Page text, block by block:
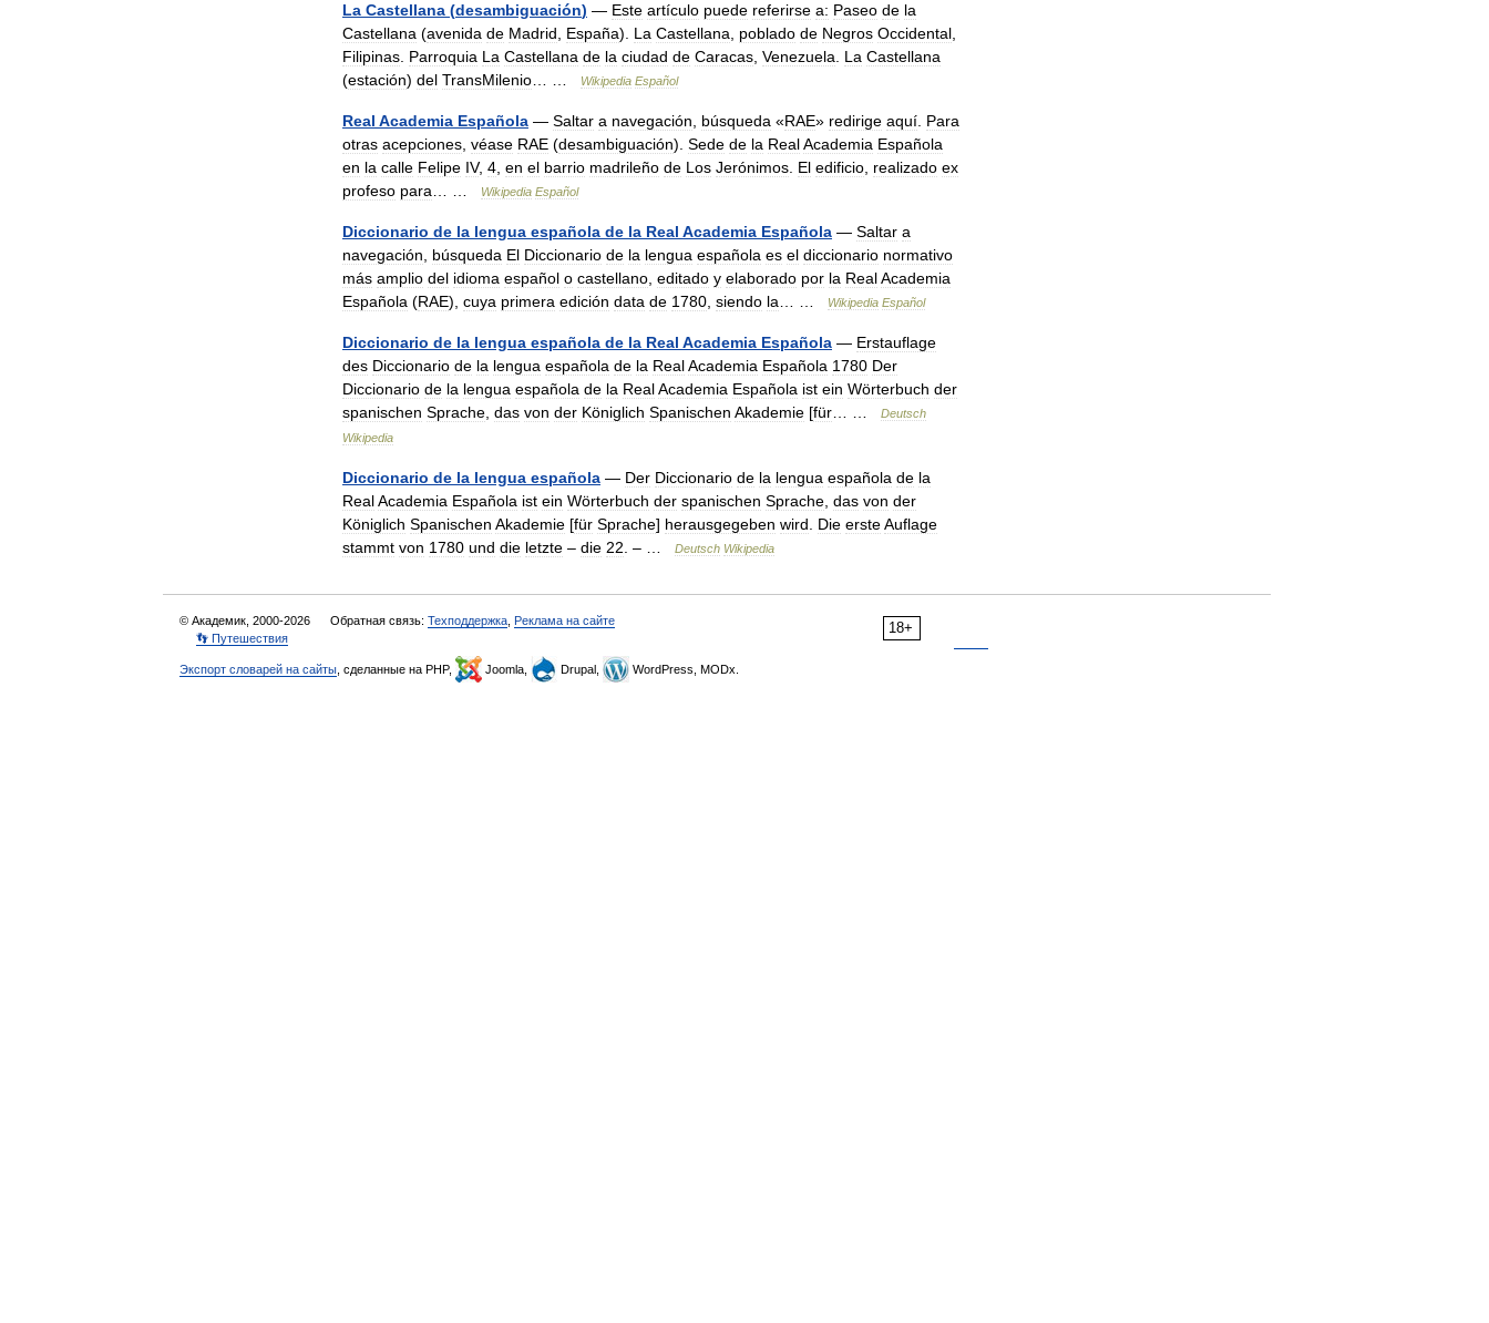
La Castellana (desambiguación) — Este artículo puede referirse a: Paseo de la
Castellana (avenida de Madrid España). La Castellana poblado de Negros Occidental
Filipinas Parroquia La Castellana de la ciudad de Caracas Venezuela La Castellana
(estación) del TransMilenio Wikipedia Español
Real Academia Española — Saltar a navegación búsqueda «RAE» redirige aquí Para
otras acepciones véase RAE (desambiguación). Sede de la RealAcademia Española
en la calle Felipe IV, 4 en el barrio madrileño de Los Jerónimos El edificio realizado ex
profeso para Wikipedia Español
Diccionario de la lengua española de la Real Academia Española — Saltar a
navegación
búsqueda El Diccionario de la lengua española es el diccionario normativo
más amplio del idioma español o castellano editado y elaborado por la RealAcademia
Española (RAE), cuya primera edición data de 1780 siendo la Wikipedia Español
Diccionario de la lengua española de la Real Academia Española — Erstauflage
des Diccionario de la lengua española de la RealAcademia Española 1780 Der
Diccionario de la lengua española de la RealAcademia Española ist ein Wörterbuch der
spanischen Sprache das von der Königlich Spanischen Akademie [für
Deutsch
Wikipedia
Diccionario de la lengua española — Der Diccionario de la lengua española de la
RealAcademia Española ist ein Wörterbuch der spanischen Sprache das von der
Königlich Spanischen Akademie [für Sprache] herausgegeben wird Die ersteAuflage
stammt von 1780 und die letzte – die 22 . – … Deutsch Wikipedia
18+
© Академик, 2000-2026 Обратная связь: Техподдержка Реклама на сайте
👣 Путешествия
Экспорт словарей на сайты , сделанные на PHP, Joomla, Drupal, WordPress, MODx.